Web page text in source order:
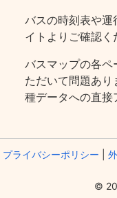
バスの時刻表や運
イトよりご確認く
バスマップの各ペ
ただいて問題あ
種データへの直接
プライバシーポリシー
©